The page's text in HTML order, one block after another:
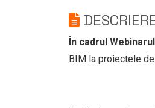
În cadrul
BIM la proiectele